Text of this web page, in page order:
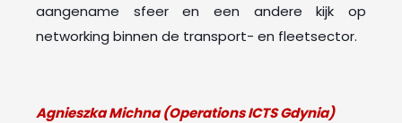
aangename sfeer en een andere kijk op
networking binnen de transport- en fleetsector.
Agnieszka Michna (Operations ICTS Gdynia)